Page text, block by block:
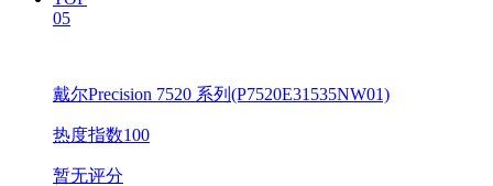
05
戴尔Precision 7520 系列(P7520E31535NW01)
热度指数100
暂无评分